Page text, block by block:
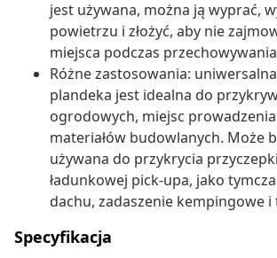
jest używana, można ją wyprać,
powietrzu i złożyć, aby nie
miejsca podczas
Różne zastosowania:
plandeka jest idealna do
ogrodowych, miejsc
materiałów budowlanych. Może
używana do przykrycia
ładunkowej pick-upa, jako
dachu, zadaszenie kempingowe
Specyfikacja